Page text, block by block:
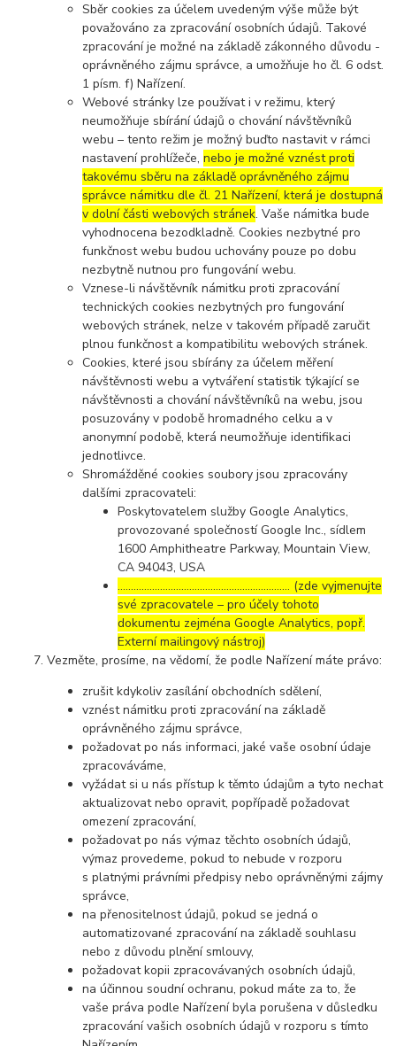
Sběr cookies za účelem uvedeným výše může být
považováno za zpracování osobních údajů. Takové
zpracování je možné na základě zákonného důvodu -
oprávněného zájmu správce, a umožňuje ho čl. 6 odst.
1 písm. f) Nařízení.
Webové stránky lze používat i v režimu, který
neumožňuje sbírání údajů o chování návštěvníků
webu – tento režim je možný buďto nastavit v rámci
nastavení prohlížeče,nebo je možné vznést proti
takovému sběru na základě oprávněného zájmu
správce námitku dle čl. 21 Nařízení, která je dostupná
v dolní části webových stránek. Vaše námitka bude
vyhodnocena bezodkladně. Cookies nezbytné pro
funkčnost webu budou uchovány pouze po dobu
nezbytně nutnou pro fungování webu.
Vznese-li návštěvník námitku proti zpracování
technických cookies nezbytných pro fungování
webových stránek, nelze v takovém případě zaručit
plnou funkčnost a kompatibilitu webových stránek.
Cookies, které jsou sbírány za účelem měření
návštěvnosti webu a vytváření statistik týkající se
návštěvnosti a chování návštěvníků na webu, jsou
posuzovány v podobě hromadného celku a v
anonymní podobě, která neumožňuje identifikaci
jednotlivce.
Shromážděné cookies soubory jsou zpracovány
dalšími zpracovateli:
Poskytovatelem služby Google Analytics,
provozované společností Google Inc., sídlem
1600 Amphitheatre Parkway, Mountain View,
CA 94043, USA
……………………………………………………..… (zde vyjmenujte
své zpracovatele – pro účely tohoto
dokumentu zejména Google Analytics, popř.
Externí mailingový nástroj)
Vezměte, prosíme, na vědomí, že podle Nařízení máte právo:
zrušit kdykoliv zasílání obchodních sdělení,
vznést námitku proti zpracování na základě
oprávněného zájmu správce,
požadovat po nás informaci, jaké vaše osobní údaje
zpracováváme,
vyžádat si u nás přístup k těmto údajům a tyto nechat
aktualizovat nebo opravit, popřípadě požadovat
omezení zpracování,
požadovat po nás výmaz těchto osobních údajů,
výmaz provedeme, pokud to nebude v rozporu
s platnými právními předpisy nebo oprávněnými zájmy
správce,
na přenositelnost údajů, pokud se jedná o
automatizované zpracování na základě souhlasu
nebo z důvodu plnění smlouvy,
požadovat kopii zpracovávaných osobních údajů,
na účinnou soudní ochranu, pokud máte za to, že
vaše práva podle Nařízení byla porušena v důsledku
zpracování vašich osobních údajů v rozporu s tímto